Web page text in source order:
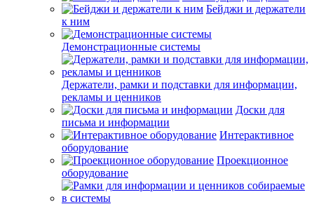
Бейджи и держатели
к ним
Демонстрационные системы
Держатели, рамки и подставки для информации,
рекламы и ценников
Доски для
письма и информации
Интерактивное
оборудование
Проекционное
оборудование